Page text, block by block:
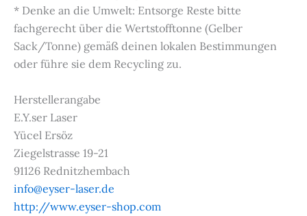
* Denke an die Umwelt: Entsorge Reste bitte
fachgerecht über die Wertstofftonne (Gelber
Sack/Tonne) gemäß deinen lokalen Bestimmungen
oder führe sie dem Recycling zu.
Herstellerangabe
E.Y.ser Laser
Yücel Ersöz
Ziegelstrasse 19-21
91126 Rednitzhembach
info@eyser-laser.de
http://www.eyser-shop.com